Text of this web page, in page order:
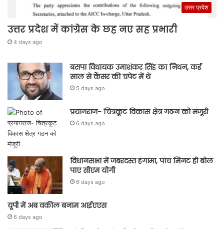
उत्तर प्रदेश
उत्तर प्रदेश में कांग्रेस के छह नए सह प्रभारी
4 days ago
बसपा विधायक उमाशंकर सिंह का निधन, कई
साल से कैंसर की चपेट में थे
5 days ago
प्रयागराज- चित्रकूट विकास क्षेत्र गठन को मंजूरी
6 days ago
विधानसभा में जबरदस्त हंगामा, पांच मिनट ही बोल
पाए सीएम योगी
6 days ago
यूपी में अब वकील बनाम आईएएस
6 days ago